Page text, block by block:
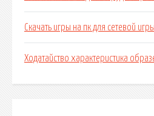
Скачать игры на пк для сетевой игры
Ходатайство характеристика